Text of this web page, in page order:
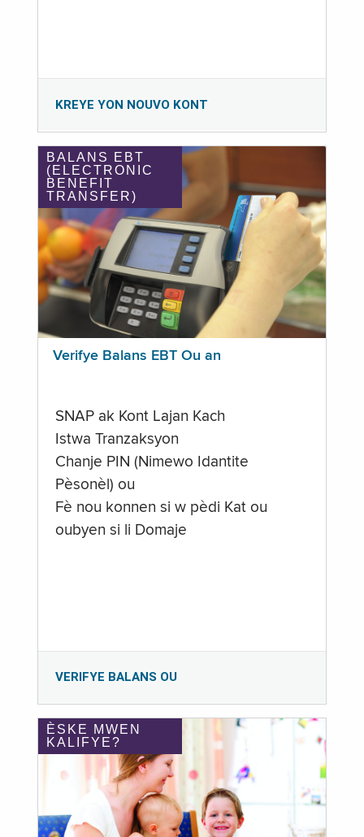
KREYE YON NOUVO KONT
BALANS EBT
(ELECTRONIC
BENEFIT
TRANSFER)
Verifye Balans EBT Ou an
SNAP ak Kont Lajan Kach
Istwa Tranzaksyon
Chanje PIN (Nimewo Idantite
Pèsonèl) ou
Fè nou konnen si w pèdi Kat ou
oubyen si li Domaje
VERIFYE BALANS OU
ÈSKE MWEN
KALIFYE?